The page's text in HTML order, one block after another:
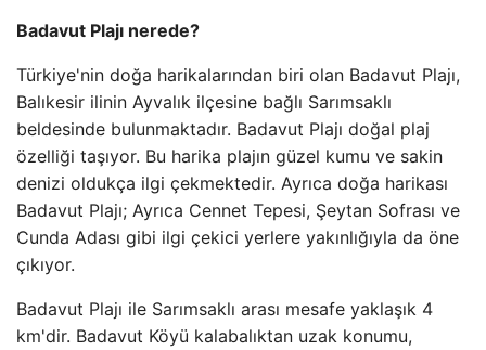
Badavut Plajı nerede?
Türkiye'nin doğa harikalarından biri olan Badavut Plajı,
Balıkesir ilinin Ayvalık ilçesine bağlı Sarımsaklı
beldesinde bulunmaktadır. Badavut Plajı doğal plaj
özelliği taşıyor. Bu harika plajın güzel kumu ve sakin
denizi oldukça ilgi çekmektedir. Ayrıca doğa harikası
Badavut Plajı; Ayrıca Cennet Tepesi, Şeytan Sofrası ve
Cunda Adası gibi ilgi çekici yerlere yakınlığıyla da öne
çıkıyor.
Badavut Plajı ile Sarımsaklı arası mesafe yaklaşık 4
km'dir. Badavut Köyü kalabalıktan uzak konumu,